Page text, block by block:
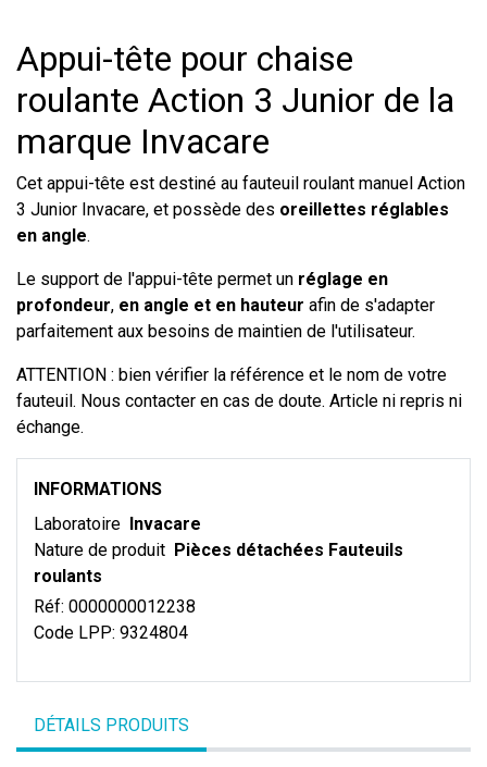
Appui-tête pour chaise
roulante Action 3 Junior de la
marque Invacare
Cet appui-tête est destiné au fauteuil roulant manuel Action
3 Junior Invacare, et possède des oreillettes réglables
en angle.
Le support de l'appui-tête permet un réglage en
profondeur, en angle et en hauteur afin de s'adapter
parfaitement aux besoins de maintien de l'utilisateur.
ATTENTION : bien vérifier la référence et le nom de votre
fauteuil. Nous contacter en cas de doute. Article ni repris ni
échange.
INFORMATIONS
Laboratoire Invacare
Nature de produit Pièces détachées Fauteuils
roulants
Réf: 0000000012238
Code LPP: 9324804
DÉTAILS PRODUITS